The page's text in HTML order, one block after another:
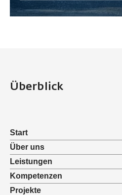
Überblick
Start
Über uns
Leistungen
Kompetenzen
Projekte